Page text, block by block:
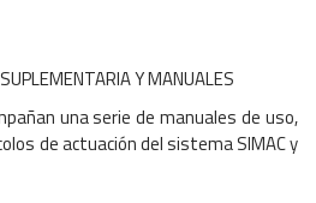
Y MANUALES
una serie de manuales de uso,
de actuación del sistema SIMAC y